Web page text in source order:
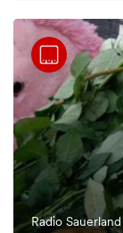
Radio Sauerland